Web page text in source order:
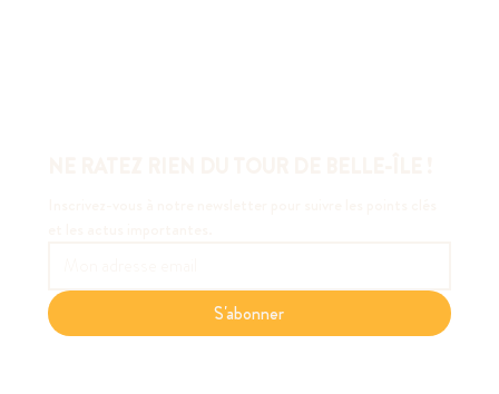
S'abonner